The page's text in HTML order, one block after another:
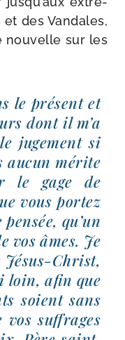
des Vandales,
nou­velle sur les
le pré­sent et
dont il m’a
juge­ment si
aucun mérite
le gage de
vous por­tez
qu’un
vos âmes. Je
Jésus-​Christ,
loin, afin que
soient sans
suf­frages